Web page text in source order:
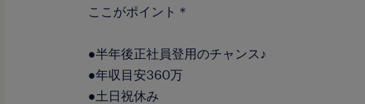
ここがポイント＊
●半年後正社員登用のチャンス♪
●年収目安360万
●土日祝休み